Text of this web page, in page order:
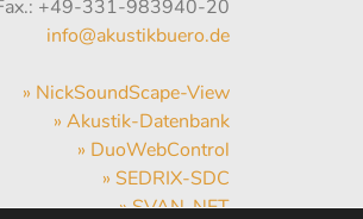
+49-331-983940-20
info@akustikbuero.de
» NickSoundScape-View
» Akustik-Datenbank
» DuoWebControl
» SEDRIX-SDC
» SVAN-NET